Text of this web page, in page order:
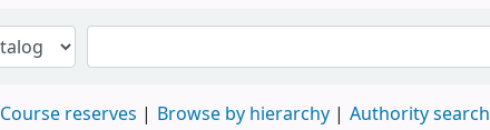
Course reserves Browse by hierarchy Authority search